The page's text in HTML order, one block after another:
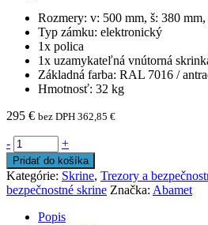
Rozmery: v: 500 mm, š: 380
Typ zámku: elektronický
1x polica
1x uzamykateľná vnútorná
Základná farba: RAL 7016 /
Hmotnosť: 32 kg
295 € bez DPH 362,85 €
- +
Pridať do košíka
Kategórie: Skrine, Trezory a
bezpečnostné skrine Značka: Abamet
Popis